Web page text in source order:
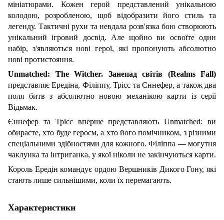
мініатюрами. Кожен герой представлений унікальною
колодою, розробленою, щоб відобразити його стиль та
легенду. Тактичні рухи та невдала розв'язка бою створюють
унікальний ігровий досвід. Але щойно ви освоїте один
набір, з'являються нові герої, які пропонують абсолютно
нові протистояння.
Unmatched: The Witcher. Занепад світів (Realms Fall)
представляє Ередіна, Філіппу, Трісс та Єннефер, а також два
поля битв з абсолютно новою механікою карти із серії
Відьмак.
Єннефер та Трісс вперше представляють Unmatched: ви
обираєте, хто буде героєм, а хто його помічником, з різними
спеціальними здібностями для кожного. Філіппа — могутня
чаклунка та інтриганка, у якої ніколи не закінчуються карти.
Король Ередін командує ордою Вершників Дикого Гону, які
стають лише сильнішими, коли їх перемагають.
Характеристики